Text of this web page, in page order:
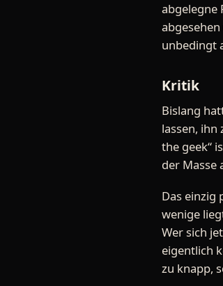
abgelegne
unbedingt
Kritik
Bislang
lassen, ihn
the geek“
der Masse
Das einzig
wenige
Wer sich
eigentlich
zu knapp,